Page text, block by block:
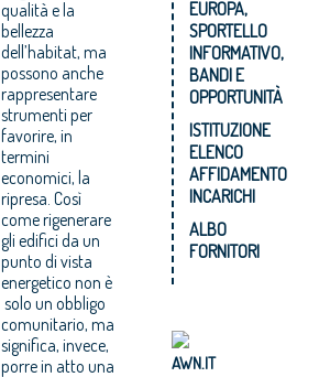
qualità e la
bellezza
dell’habitat, ma
possono anche
rappresentare
strumenti per
favorire, in
termini
economici, la
ripresa. Così
come rigenerare
gli edifici da un
punto di vista
energetico non è
solo un obbligo
comunitario, ma
significa, invece,
porre in atto una
EUROPA,
SPORTELLO
INFORMATIVO,
BANDI E
OPPORTUNITÀ
ISTITUZIONE
ELENCO
AFFIDAMENTO
INCARICHI
ALBO
FORNITORI
AWN.IT